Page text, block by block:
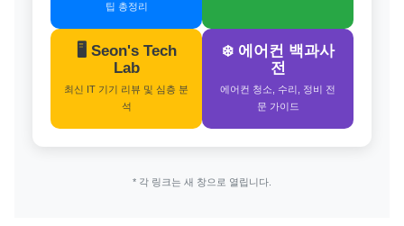
팁 총정리
🖥️ Seon's Tech
Lab
최신 IT 기기 리뷰 및 심층 분
석
❄️ 에어컨 백과사
전
에어컨 청소, 수리, 정비 전
문 가이드
* 각 링크는 새 창으로 열립니다.